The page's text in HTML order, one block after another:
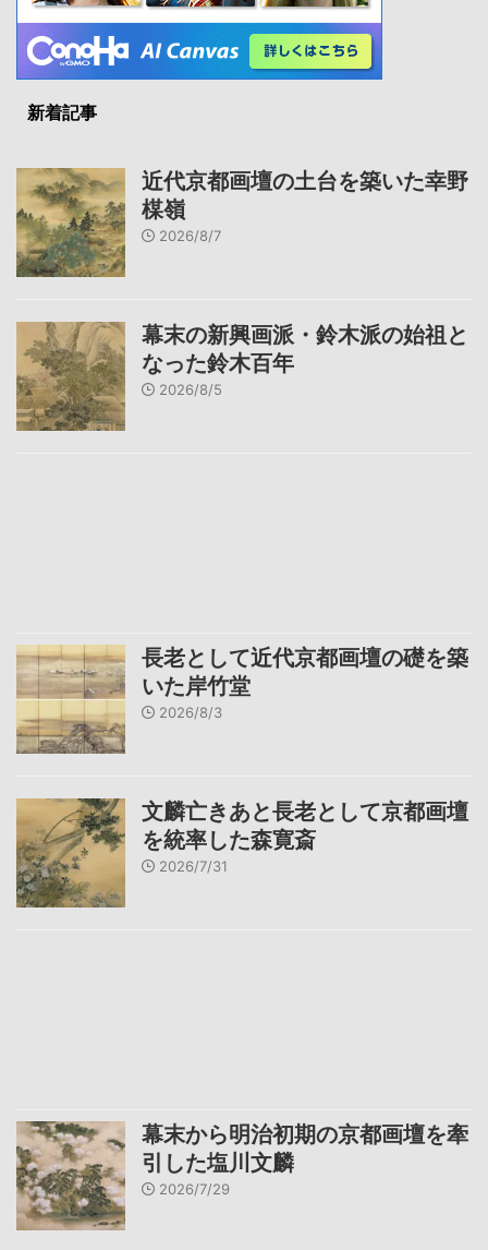
新着記事
近代京都画壇の土台を築いた幸野
楳嶺
2026/8/7
幕末の新興画派・鈴木派の始祖と
なった鈴木百年
2026/8/5
長老として近代京都画壇の礎を築
いた岸竹堂
2026/8/3
文麟亡きあと長老として京都画壇
を統率した森寛斎
2026/7/31
幕末から明治初期の京都画壇を牽
引した塩川文麟
2026/7/29